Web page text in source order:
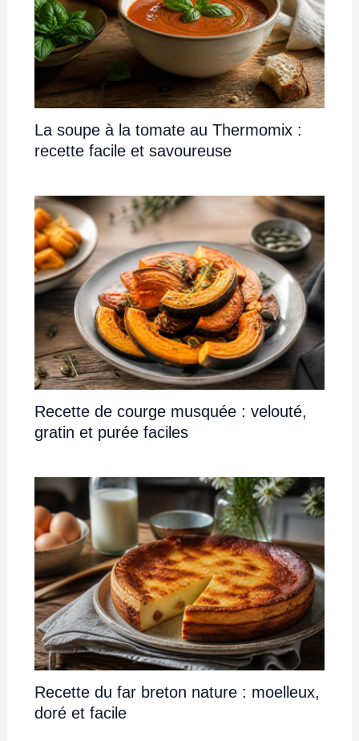
La soupe à la tomate au Thermomix :
recette facile et savoureuse
Recette de courge musquée : velouté,
gratin et purée faciles
Recette du far breton nature : moelleux,
doré et facile